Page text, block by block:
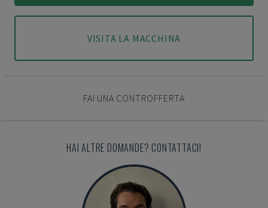
VISITA LA MACCHINA
FAI UNA CONTROFFERTA
HAI ALTRE DOMANDE? CONTATTACI!